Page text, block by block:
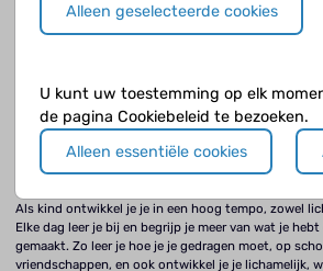
Wat is een psychose?
Een psychose kan voorkomen bij kinderen, jongeren
een psychose hebt, neem je de dingen om je heen
De ontwikkeling van je brein
Als kind ontwikkel je je in een hoog tempo, zowel
Elke dag leer je bij en begrijp je meer van wat je
gemaakt. Zo leer je hoe je je gedragen moet, op
vriendschappen, en ook ontwikkel je je lichamelijk,
Alleen geselecteerde cookies
U kunt uw toestemming op elk
de pagina Cookiebeleid te bezoeken.
Alleen essentiële cookies